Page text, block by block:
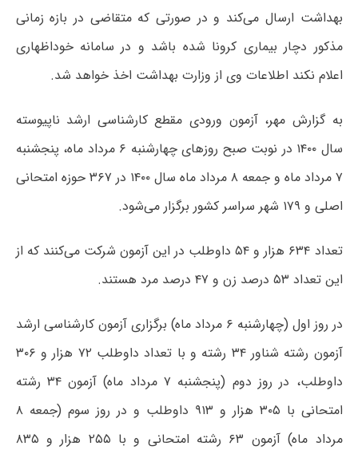
بهداشت ارسال می‌کند و در صورتی که متقاضی در بازه زمانی
مذکور دچار بیماری کرونا شده باشد و در سامانه خوداظهاری
اعلام نکند اطلاعات وی از وزارت بهداشت اخذ خواهد شد.
به گزارش مهر، آزمون ورودی مقطع کارشناسی ارشد ناپیوسته
سال ۱۴۰۰ در نوبت صبح روزهای چهارشنبه ۶ مرداد ماه، پنجشنبه
۷ مرداد ماه و جمعه ۸ مرداد ماه سال ۱۴۰۰ در ۳۶۷ حوزه امتحانی
اصلی و ۱۷۹ شهر سراسر کشور برگزار می‌شود.
تعداد ۶۳۴ هزار و ۵۴ داوطلب در این آزمون شرکت می‌کنند که از
این تعداد ۵۳ درصد زن و ۴۷ درصد مرد هستند.
در روز اول (چهارشنبه ۶ مرداد ماه) برگزاری آزمون کارشناسی ارشد
آزمون رشته شناور ۳۴ رشته و با تعداد داوطلب ۷۲ هزار و ۳۰۶
داوطلب، در روز دوم (پنجشنبه ۷ مرداد ماه) آزمون ۳۴ رشته
امتحانی با ۳۰۵ هزار و ۹۱۳ داوطلب و در روز سوم (جمعه ۸
مرداد ماه) آزمون ۶۳ رشته امتحانی و با ۲۵۵ هزار و ۸۳۵